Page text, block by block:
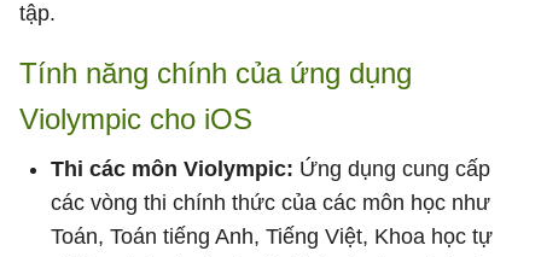
tập.
Tính năng chính của ứng dụng
Violympic cho iOS
Thi các môn Violympic: Ứng dụng cung cấp
các vòng thi chính thức của các môn học như
Toán, Toán tiếng Anh, Tiếng Việt, Khoa học tự